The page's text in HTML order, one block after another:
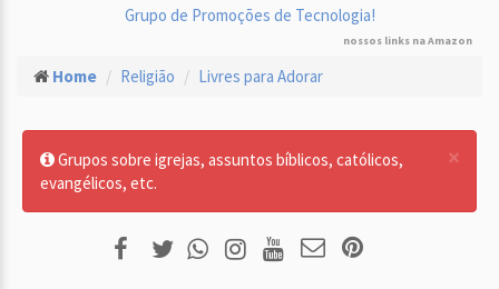
Grupo de Promoções de Tecnologia!
nossos links na Amazon
Home Religião Livres para Adorar
×
Grupos sobre igrejas, assuntos bíblicos, católicos,
evangélicos, etc.